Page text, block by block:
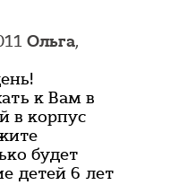
Ольга,
к Вам в
в корпус
будет
детей 6 лет